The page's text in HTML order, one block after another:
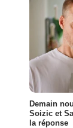
Demain
Soizic et
la réponse